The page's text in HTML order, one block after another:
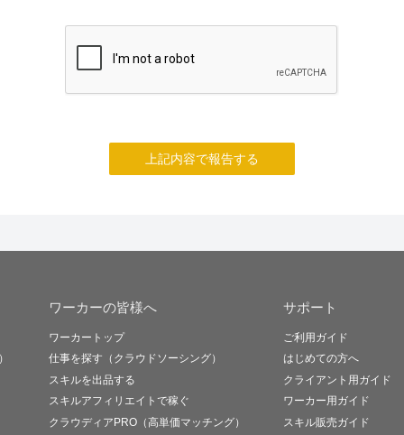
上記内容で報告する
ワーカーの皆様へ
ワーカートップ
仕事を探す（クラウドソーシング）
スキルを出品する
スキルアフィリエイトで稼ぐ
クラウディアPRO（高単価マッチング）
サポート
ご利用ガイド
はじめての方へ
クライアント用ガイド
ワーカー用ガイド
スキル販売ガイド